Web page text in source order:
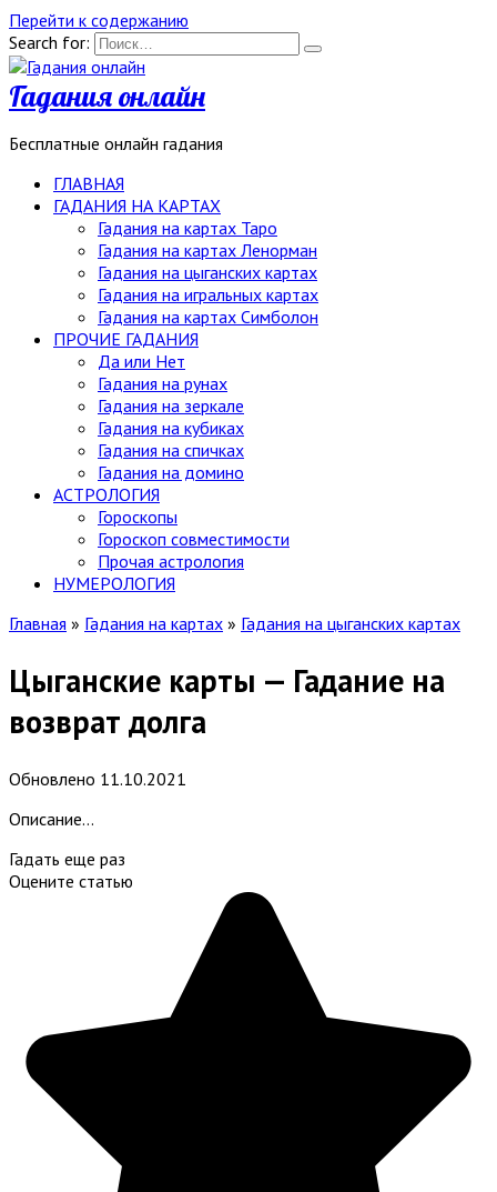
Перейти к содержанию
Search for:
Гадания онлайн
Бесплатные онлайн гадания
ГЛАВНАЯ
ГАДАНИЯ НА КАРТАХ
Гадания на картах Таро
Гадания на картах Ленорман
Гадания на цыганских картах
Гадания на игральных картах
Гадания на картах Симболон
ПРОЧИЕ ГАДАНИЯ
Да или Нет
Гадания на рунах
Гадания на зеркале
Гадания на кубиках
Гадания на спичках
Гадания на домино
АСТРОЛОГИЯ
Гороскопы
Гороскоп cовместимости
Прочая астрология
НУМЕРОЛОГИЯ
Главная » Гадания на картах » Гадания на цыганских картах
Цыганские карты — Гадание на
возврат долга
Обновлено 11.10.2021
Описание…
Гадать еще раз
Оцените статью